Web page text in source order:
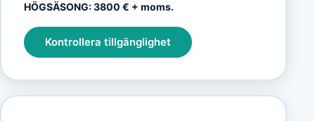
HÖGSÄSONG: 3800 € + moms.
Kontrollera tillgänglighet